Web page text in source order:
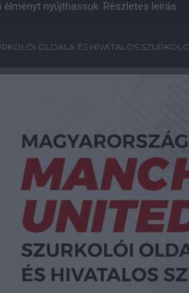
nyújthassuk. Részletes leírás
OLDALA ÉS HIVATALOS